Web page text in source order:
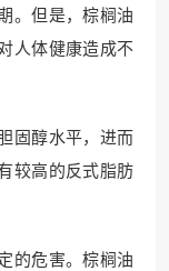
。但是，棕榈油
人体健康造成不
固醇水平，进而
较高的反式脂肪
的危害。棕榈油